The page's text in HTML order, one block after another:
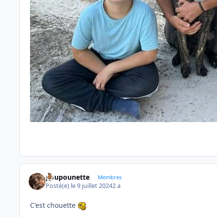
poupounette Membres
Posté(e) le 9 juillet 20242 a
C'est chouette